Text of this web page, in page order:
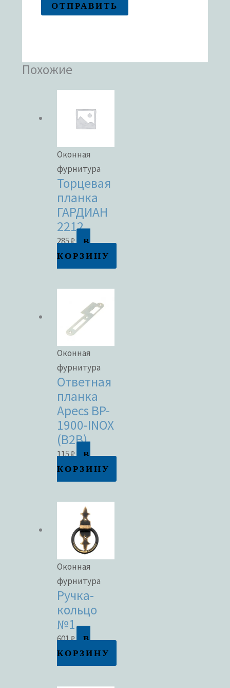
Похожие
Оконная
фурнитура
Торцевая
планка
ГАРДИАН
2212
285₽
В
КОРЗИНУ
Оконная
фурнитура
Ответная
планка
Apecs BP-
1900-INOX
(B2B)
115₽
В
КОРЗИНУ
Оконная
фурнитура
Ручка-
кольцо
№1
601₽
В
КОРЗИНУ